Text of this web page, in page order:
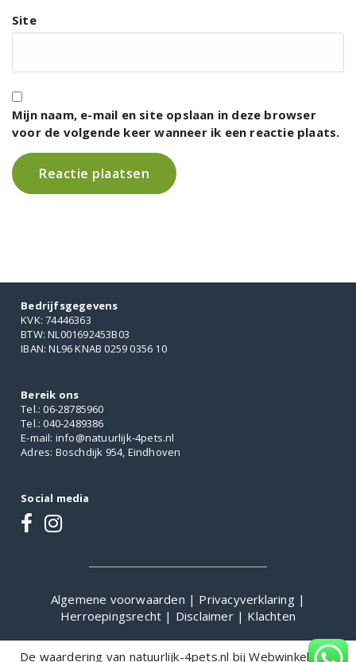
Site
Mijn naam, e-mail en site opslaan in deze browser
voor de volgende keer wanneer ik een reactie plaats.
Bedrijfsgegevens
KVK: 74446363
BTW: NL001692453B03
IBAN: NL96 KNAB 0259 0356 10
Bereik ons
Tel.: 06-28785960
Tel.: 040-2489386
E-mail: info@natuurlijk-4pets.nl
Adres: Boschdijk 954, Eindhoven
Social media
Algemene voorwaarden | Privacyverklaring |
Herroepingsrecht | Disclaimer | Klachten
De waardering van natuurlijk-4pets.nl bijWebwinkelKeur